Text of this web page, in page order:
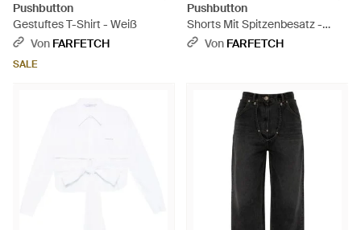
Pushbutton
Gestuftes T-Shirt - Weiß
Von FARFETCH
SALE
Pushbutton
Shorts Mit Spitzenbesatz -
Schwarz
Von FARFETCH